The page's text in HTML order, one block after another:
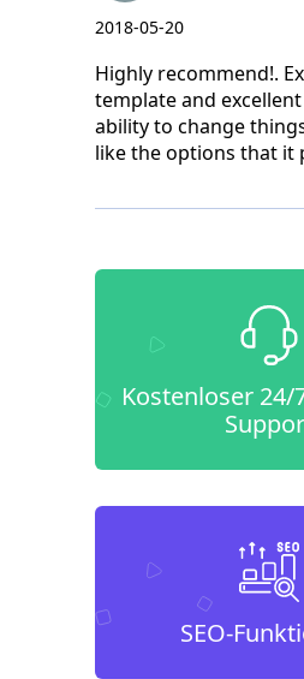
2018-05-20
Highly recommend!.
template and
ability to change
like the options that it
Kostenloser 24/
SEO-